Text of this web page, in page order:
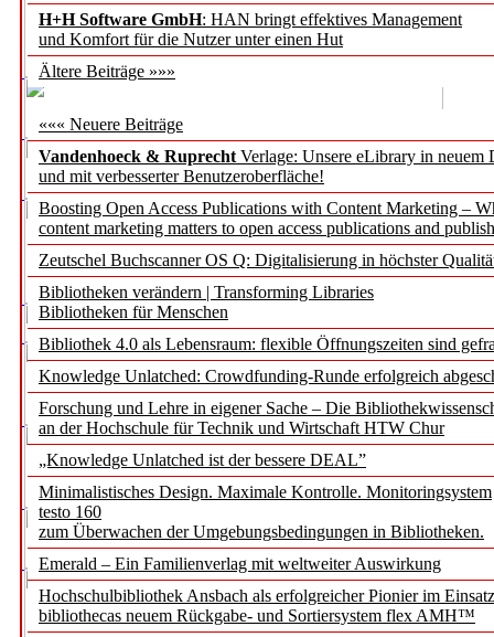
H+H Software GmbH: HAN bringt effektives Management
und Komfort für die Nutzer unter einen Hut
Ältere Beiträge »»»
««« Neuere Beiträge
Vandenhoeck & Ruprecht Verlage: Unsere eLibrary in neuem
und mit verbesserter Benutzeroberfläche!
Boosting Open Access Publications with Content Marketing –
content marketing matters to open access publications and
Zeutschel Buchscanner OS Q: Digitalisierung in höchster
Bibliotheken verändern | Transforming Libraries
Bibliotheken für Menschen
Bibliothek 4.0 als Lebensraum: flexible Öffnungszeiten sind
Knowledge Unlatched: Crowdfunding-Runde erfolgreich
Forschung und Lehre in eigener Sache – Die
an der Hochschule für Technik und Wirtschaft HTW Chur
„Knowledge Unlatched ist der bessere DEAL”
Minimalistisches Design. Maximale Kontrolle. Monitoringsystem
testo 160
zum Überwachen der Umgebungsbedingungen in Bibliotheken.
Emerald – Ein Familienverlag mit weltweiter Auswirkung
Hochschulbibliothek Ansbach als erfolgreicher Pionier im
bibliothecas neuem Rückgabe- und Sortiersystem flex AMH™